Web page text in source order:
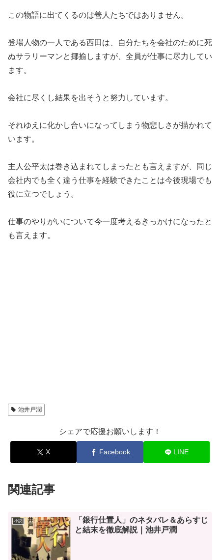
この物語に出てくるのは善人たちではありません。
登場人物の一人である西田は、自分たちを会社のために死
ぬサラリーマンと揶揄しますが、全員が仕事に尽力してい
ます。
会社に尽くし結果を出そうと努力しています。
それゆえに化かし合いになってしまう物悲しさが描かれて
います。
主人公平太は巻き込まれてしまったとも言えますが、同じ
会社内でも全く違う仕事を経験できたことは今後現場でも
役に立つでしょう。
仕事のやりがいについて今一度考えるきっかけになったと
も言えます。
池井戸潤
シェアで応援お願いします！
X Facebook LINE
関連記事
小説
「銀行仕置人」のネタバレ＆あらすじ
と結末を徹底解説｜池井戸潤